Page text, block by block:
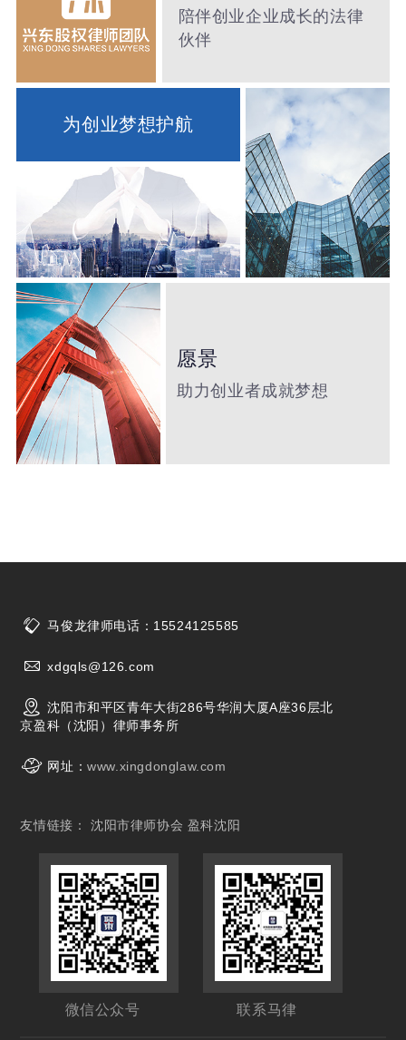
陪伴创业企业成长的法律
伙伴
为创业梦想护航
愿景
助力创业者成就梦想
马俊龙律师电话：15524125585
xdgqls@126.com
沈阳市和平区青年大街286号华润大厦A座36层北
京盈科（沈阳）律师事务所
网址：www.xingdonglaw.com
友情链接： 沈阳市律师协会 盈科沈阳
微信公众号 联系马律